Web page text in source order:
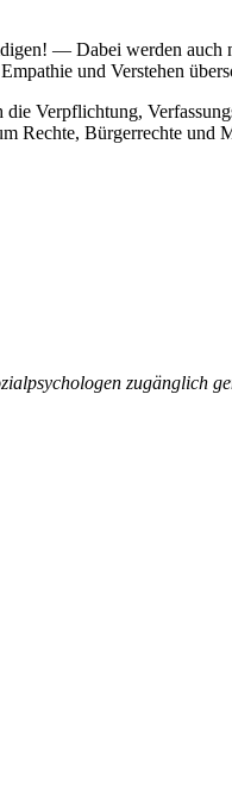
— Dabei werden
und Verstehen
Verpflichtung,
Rechte, Bürgerrechte und
zugänglich